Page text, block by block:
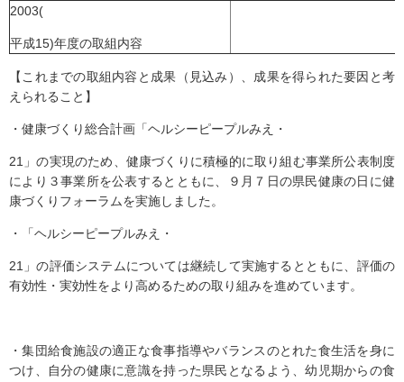
2003(
平成15)年度の取組内容
【これまでの取組内容と成果（見込み）、成果を得られた要因と考
えられること】
・健康づくり総合計画「ヘルシーピープルみえ・
21」の実現のため、健康づくりに積極的に取り組む事業所公表制度
により３事業所を公表するとともに、９月７日の県民健康の日に健
康づくりフォーラムを実施しました。
・「ヘルシーピープルみえ・
21」の評価システムについては継続して実施するとともに、評価の
有効性・実効性をより高めるための取り組みを進めています。
・集団給食施設の適正な食事指導やバランスのとれた食生活を身に
つけ、自分の健康に意識を持った県民となるよう、幼児期からの食